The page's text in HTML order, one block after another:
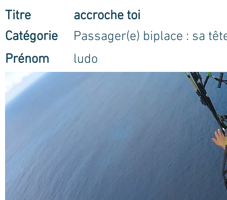
Titre
accroche toi
Catégorie
Passager(e) biplace : sa
Prénom
ludo